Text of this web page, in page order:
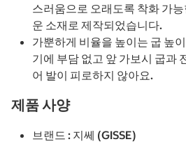
스러움으로 오래도록 착화 가
운 소재로 제작되었습니다.
가뿐하게 비율을 높이는 굽 높
기에 부담 없고 앞 가보시 굽과
어 발이 피로하지 않아요.
제품 사양
브랜드 : 지쎄 (GISSE)